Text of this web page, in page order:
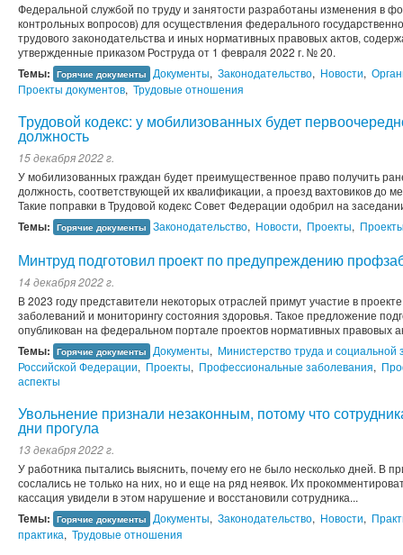
Федеральной службой по труду и занятости разработаны изменения в
контрольных вопросов) для осуществления федерального
трудового законодательства и иных нормативных правовых актов,
утвержденные приказом Роструда от 1 февраля 2022 г. № 20.
Темы: Горячие документы Документы, Законодательство, Новости,
Проекты документов, Трудовые отношения
Трудовой кодекс: у мобилизованных будет
должность
15 декабря 2022 г.
У мобилизованных граждан будет преимущественное право получить
должность, соответствующей их квалификации, а проезд вахтовиков до
Такие поправки в Трудовой кодекс Совет Федерации одобрил на
Темы: Горячие документы Законодательство, Новости, Проекты,
Минтруд подготовил проект по предупреждению
14 декабря 2022 г.
В 2023 году представители некоторых отраслей примут участие в
заболеваний и мониторингу состояния здоровья. Такое предложение
опубликован на федеральном портале проектов нормативных правовых
Темы: Горячие документы Документы, Министерство труда и
Российской Федерации, Проекты, Профессиональные заболевания,
аспекты
Увольнение признали незаконным, потому что
дни прогула
13 декабря 2022 г.
У работника пытались выяснить, почему его не было несколько дней. В
сослались не только на них, но и еще на ряд неявок. Их
кассация увидели в этом нарушение и восстановили сотрудника...
Темы: Горячие документы Документы, Законодательство, Новости,
практика, Трудовые отношения